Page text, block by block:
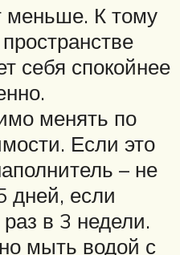
меньше. К тому
себя спокойнее
менять по
Если это
– не
дней, если
в 3 недели.
мыть водой с